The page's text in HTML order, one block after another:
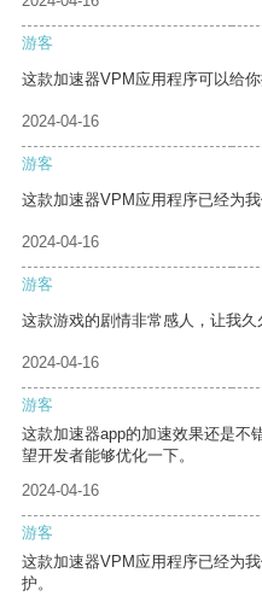
游客
这款加速器VPM应用程序可以给
2024-04-16
游客
这款加速器VPM应用程序已经为
2024-04-16
游客
这款游戏的剧情非常感人，让我久
2024-04-16
游客
这款加速器app的加速效果还是不
望开发者能够优化一下。
2024-04-16
游客
这款加速器VPM应用程序已经为
护。